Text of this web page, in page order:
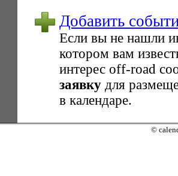
Добавить
Если вы не нашли
котором вам
интерес оff-road
заявку для
в календаре.
©